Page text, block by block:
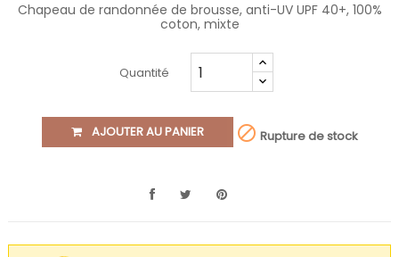
Chapeau de randonnée de brousse, anti-UV UPF 40+, 100%
coton, mixte
Quantité
AJOUTER AU PANIER  Rupture de stock